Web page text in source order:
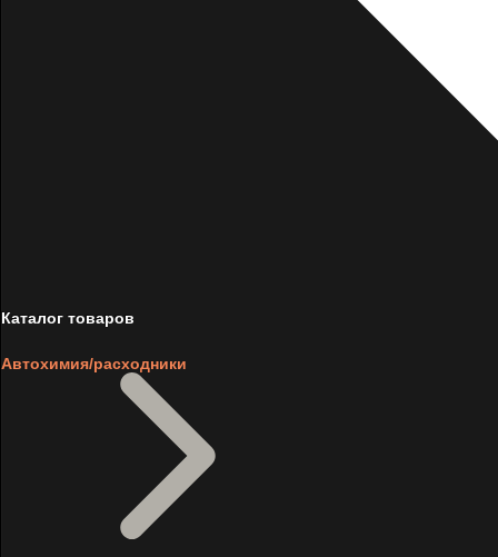
Каталог товаров
Автохимия/расходники